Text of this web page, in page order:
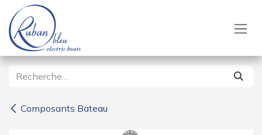
Se rendre au contenu
Composants Bateau